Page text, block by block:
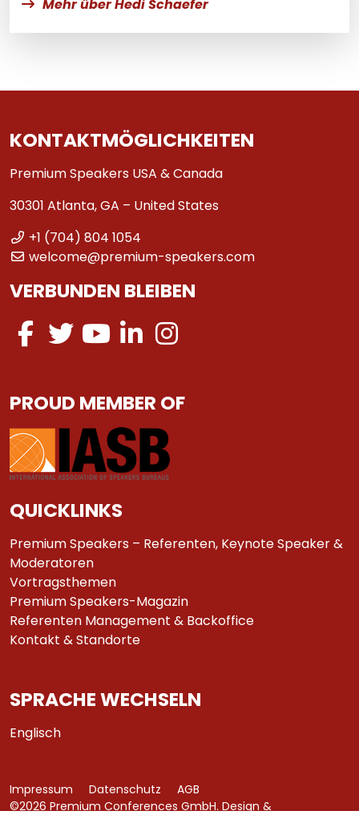
Mehr über Hedi Schaefer
KONTAKTMÖGLICHKEITEN
Premium Speakers USA & Canada
30301 Atlanta, GA – United States
+1 (704) 804 1054
welcome@premium-speakers.com
VERBUNDEN BLEIBEN
PROUD MEMBER OF
QUICKLINKS
Premium Speakers – Referenten, Keynote Speaker &
Moderatoren
Vortragsthemen
Premium Speakers-Magazin
Referenten Management & Backoffice
Kontakt & Standorte
SPRACHE WECHSELN
Englisch
©2026 Premium Conferences GmbH. Design &
Impressum Datenschutz AGB